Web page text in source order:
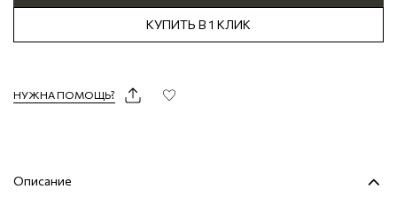
КУПИТЬ В 1 КЛИК
НУЖНА ПОМОЩЬ?
Описание